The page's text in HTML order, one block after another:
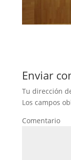
Enviar
Tu dirección
Los campos
Comentario